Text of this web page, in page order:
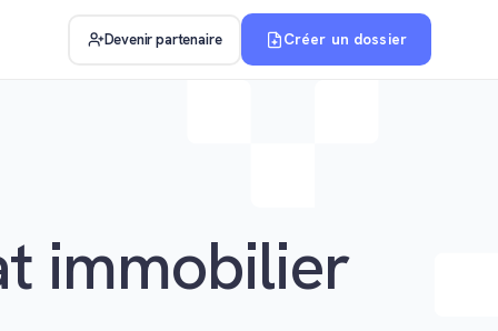
Devenir partenaire Créer un dossier
immobilier